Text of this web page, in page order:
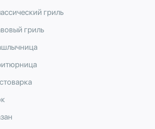
гриль
гриль